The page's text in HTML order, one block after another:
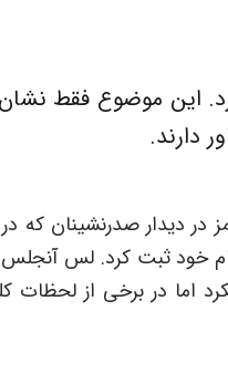
این موضوع فقط
دارند.
آورد و لبران جیمز در دیدار
۱۸ امتیاز، ۱۵ پاس گل و ۹ ریباند به نام خود ثبت
اما در برخی از لحظات